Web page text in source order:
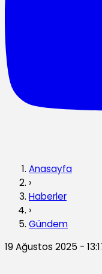
Anasayfa
›
Haberler
›
Gündem
19 Ağustos 2025 -